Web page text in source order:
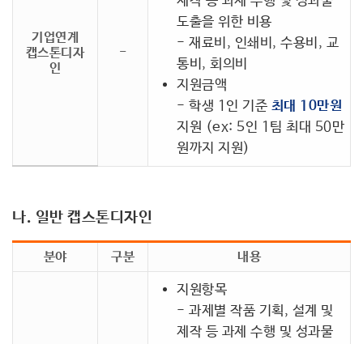
기업연계
캡스톤디자
인
-
도출을 위한 비용
- 재료비, 인쇄비, 수용비, 교
통비, 회의비
지원금액
- 학생 1인 기준 최대 10만원
지원 (ex: 5인 1팀 최대 50만
원까지 지원)
나. 일반 캡스톤디자인
분야 구분 내용
지원항목
- 과제별 작품 기획, 설계 및
제작 등 과제 수행 및 성과물